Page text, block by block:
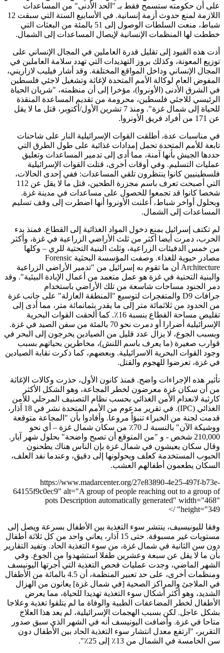
على أن حكومته ستسمح فقط بـ "الحد الأدنى" من المساعدات
اللازمة لمنع حدوث أزمة إنسانية. في الأسابيع الستة التي سبقت 12
شباط، منعت السلطات الوصول إلى 51 بالمئة من البعثات التي
خططت لها المنظمات الإنسانية لإيصال المساعدات إلى الشمال.
أدت هذه القيود إلى تقليل قدرة العاملين في المجال الإنساني على
توزيع المعونة، وكذلك بروز التهديدات التي تهدد سلامة العاملين في
المجال الإنساني وداخل المواقع المختلفة. وقد أشار فيليب لازاريني،
المفوض العام لوكالة الأمم المتحدة لإغاثة وتشغيل لاجئي فلسطين
في الشرق الأدنى (الأونروا)، مؤخرا إلى أن منظمته، "شريان الحياة
الرئيسي للاجئي فلسطين، محرومة من تقديم المساعدة المنقذة
للحياة إلى شمال غزة". ومنذ 7 تشرين الأول/أكتوبر، قتل ما لا يقل
عن 171 من أفراد فريق الأونروا.
في مناسبات عدة، أطلقت القوات الإسرائيلية النار على شاحنات
تابعة للأمم المتحدة تحمل إمدادات غذائية على طول الطرق التي
حددها الجيش بأنها آمنة، مما أدى إلى تدمير المساعدات وتعليق
عمليات التسليم. وفي أوقات أخرى، قتلت القوات الإسرائيلية
فلسطينيين كانوا ينتظرون تلقي المساعدات: ففي إحدى الحالات،
التي أصبحت تعرف باسم مجزرة الطحين، قتل ما لا يقل عن 112
شخصا كانوا قد تجمعوا للحصول على مساعدات في مدينة غزة.
وبحلول أواخر شباط، أعلنت الأونروا أنها اضطرت إلى وقف تسليم
المساعدات إلى الشمال.
لم تكتف إسرائيل بمنع دخول المواد الغذائية إلى القطاع. فمنذ بدء
الحرب، دمرت أيضا أكثر من ثلث الأراضي الزراعية في غزة، وأكثر
من خمس الدفيئات الزراعية، وثلث البنية التحتية للري – وكلها
مصادر حيوية للغذاء. وصفت المؤسسة البحثية Forensic
Architecture أن ما تقوم به إسرائيل من "تدمير الأراضي الزراعية
والبنية التحتية في غزة هو عمل متعمد من أعمال الإبادة البيئية". وقد
دمر الجنود مساحات شاسعة من تلك الأراضي باستخدام
جرافات D9 والمتفجرات لتوسيع "المنطقة العازلة" على جانب غزة
من الحدود من ثلاثمائة متر إلى ما يقدر بثمانمائة متر، مما أدى إلى
تقليص مساحة القطاع بنسبة 16٪. كما ألحقت القوات البحرية
الإسرائيلية أضرارا أو دمرت نحو 70 بالمئة من سفن الصيد في غزة.
وبسبب الجوع، لا يزال عدد قليل من الصيادين يخرجون إلى البحر في
قوارب صغيرة (ما يعرف باسم اللنش)، مخاطرين بحياتهم بسبب
وجود القوات البحرية الاسرائيلية. وبعضهم، كما ذكرت نقابة الصيادين
في غزة، تعرضوا للهجوم والقتل.
تأثير هذه الإجراءات واضح. فمنذ كانون الأول، حذرت وكالات الإغاثة
من أن سكان غزة معرضون لخطر المجاعة، وهو الشكل الأكثر
كارثية لانعدام الأمن الغذائي بحسب نظام التصنيف المرحلي للأمن
الغذائي (IPC). في تقرير مدعوم من الأمم المتحدة نشر في 18 آذار،
قدمت لجنة من الخبراء تنبؤاً مروعا. وأفادوا بأن "المجاعة متوقعة
ووشيكة الآن" بالنسبة لـ 70٪ من سكان شمال غزة – أي نحو
210,000 شخص - و "من المتوقع أن تصبح واضحة" بحلول شهر آيار.
وقال سكان يعيشون في شمال غزة بإن الناس هناك يطحنون
الحبوب المستخدمة كعلف ويحولونها إلى دقيق، وعندما نفد العلف،
السكان يطعمون أطفالهم العشب.
https://www.madarcenter.org/27e83890-4e25-497f-b73e-
64155f9c0ec9" alt="A group of people reaching out to a group of
pots Description automatically generated" width="468"
height="349" />
وفقا لليونيسيف، ينتشر سوء التغذية بين الأطفال بسرعة ويصل إلى
مستويات غير مسبوقة. حتى 15 آذار، يعاني واحد من كل ثلاثة أطفال
دون سن الثانية في شمال غزة، من سوء التغذية الحاد. وتفيد التقارير
بأن ما لا يقل عن سبعة وعشرين طفلا استشهدوا من الجوع. وفي
الشهر الماضي، وجدت عمليات فحص التغذية التي أجرتها اليونيسف
ومنظمات أخرى، على حد تعبير المنظمة، أن 4.5 بالمائة من الأطفال
في الملاجئ والمراكز الصحية [في شمال غزة] يعانون من الهزال
الشديد، وهو أكثر أشكال سوء التغذية تهديدا للحياة، مما يعرض
الأطفال لخطر المضاعفات الطبية والوفاة ما لم يتلقوا تغذية وعلاجا
بشكل عاجل. لكن بسبب الهجمات الإسرائيلية، لم يعد هذا العلاج
متاحا في غزة. وأضافت اليونيسف أنه في الشهر الذي سبق صدور
التقرير، "ارتفع معدل انتشار سوء التغذية الحاد بين الأطفال دون
سن الخامسة في الشمال من 13٪ إلى 25٪".